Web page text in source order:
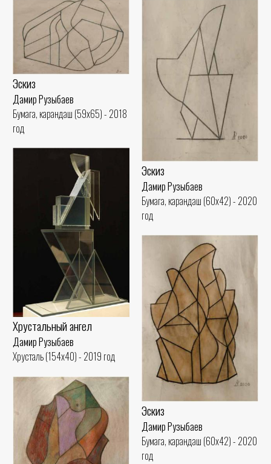
Эскиз
Дамир Рузыбаев
Бумага, карандаш (59x65) - 2018
год
Эскиз
Дамир Рузыбаев
Бумага, карандаш (60x42) - 2020
год
Хрустальный ангел
Дамир Рузыбаев
Хрусталь (154x40) - 2019 год
Эскиз
Дамир Рузыбаев
Бумага, карандаш (60x42) - 2020
год